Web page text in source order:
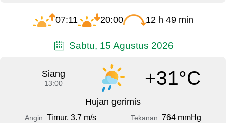
07:11 20:00 12 h 49 min
Sabtu, 15 Agustus 2026
Siang
13:00 +31°C
Hujan gerimis
Angin: Timur, 3.7 m/s Tekanan: 764 mmHg